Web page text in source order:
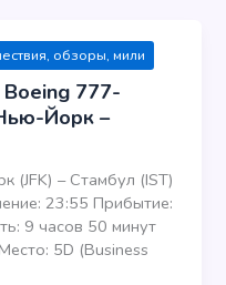
обзоры, мили
777-
Йорк –
(JFK) – Стамбул (IST)
23:55 Прибытие:
9 часов 50 минут
5D (Business